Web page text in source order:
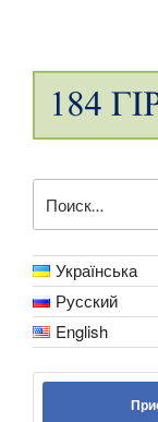
Українська
Русский
English